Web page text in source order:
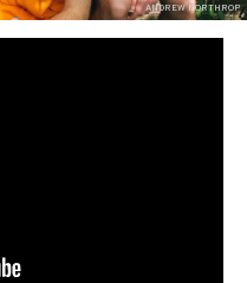
ANDREW NORTHROP